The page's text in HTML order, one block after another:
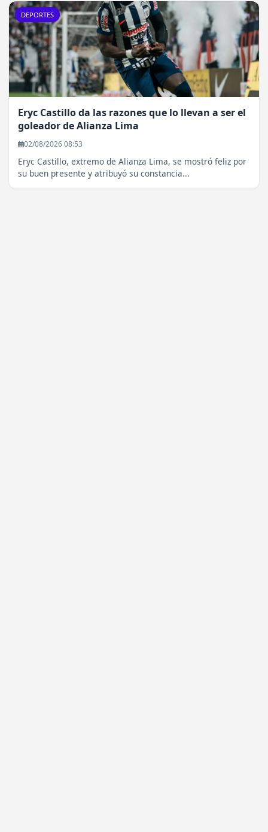
DEPORTES
Eryc Castillo da las razones que lo llevan a ser el
goleador de Alianza Lima
02/08/2026 08:53
Eryc Castillo, extremo de Alianza Lima, se mostró feliz por
su buen presente y atribuyó su constancia...